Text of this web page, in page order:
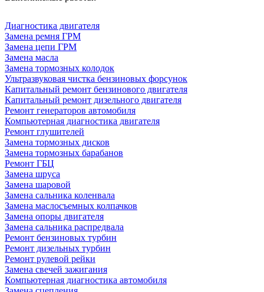
Диагностика двигателя
Замена ремня ГРМ
Замена цепи ГРМ
Замена масла
Замена тормозных колодок
Ультразвуковая чистка бензиновых форсунок
Капитальный ремонт бензинового двигателя
Капитальный ремонт дизельного двигателя
Ремонт генераторов автомобиля
Компьютерная диагностика двигателя
Ремонт глушителей
Замена тормозных дисков
Замена тормозных барабанов
Ремонт ГБЦ
Замена шруса
Замена шаровой
Замена сальника коленвала
Замена маслосъемных колпачков
Замена опоры двигателя
Замена сальника распредвала
Ремонт бензиновых турбин
Ремонт дизельных турбин
Ремонт рулевой рейки
Замена свечей зажигания
Компьютерная диагностика автомобиля